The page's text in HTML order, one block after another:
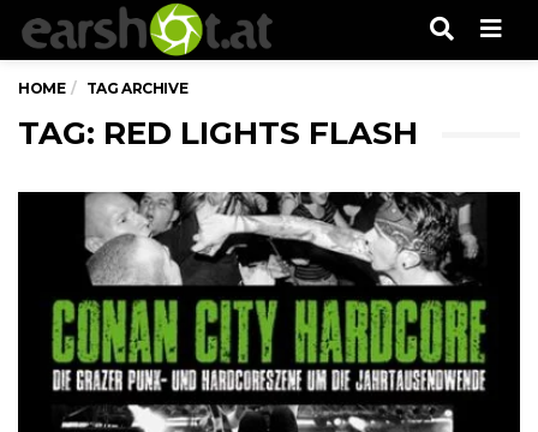
HOME TAG ARCHIVE
TAG: RED LIGHTS FLASH